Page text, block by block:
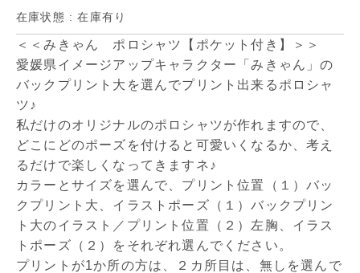
在庫状態 : 在庫有り
＜＜みきゃん ポロシャツ【ポケット付き】＞＞
愛媛県イメージアップキャラクター「みきゃん」の
バックプリント大を選んでプリント出来るポロシャ
ツ♪
私だけのオリジナルのポロシャツが作れますので、
どこにどのポーズを付けると可愛いくなるか、考え
るだけで楽しくなってきますネ♪
カラーとサイズを選んで、プリント位置（１）バッ
クプリント大、イラストポーズ（１）バックプリン
ト大のイラスト／プリント位置（２）左胸、イラス
トポーズ（２）をそれぞれ選んでください。
プリントが1か所の方は、２カ所目は、無しを選んで